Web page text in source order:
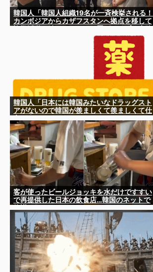
韓国人「韓国人組織19名が一斉検挙される！
カンボジアからカザフスタンへ拠点を移して
韓国人「日本には韓国みたいなドラッグスト
アがないので韓国が羨ましくて羨ましくて仕
客が使ったビールジョッキを水だけですすい
で再提供した日本の飲食店…韓国のネットで